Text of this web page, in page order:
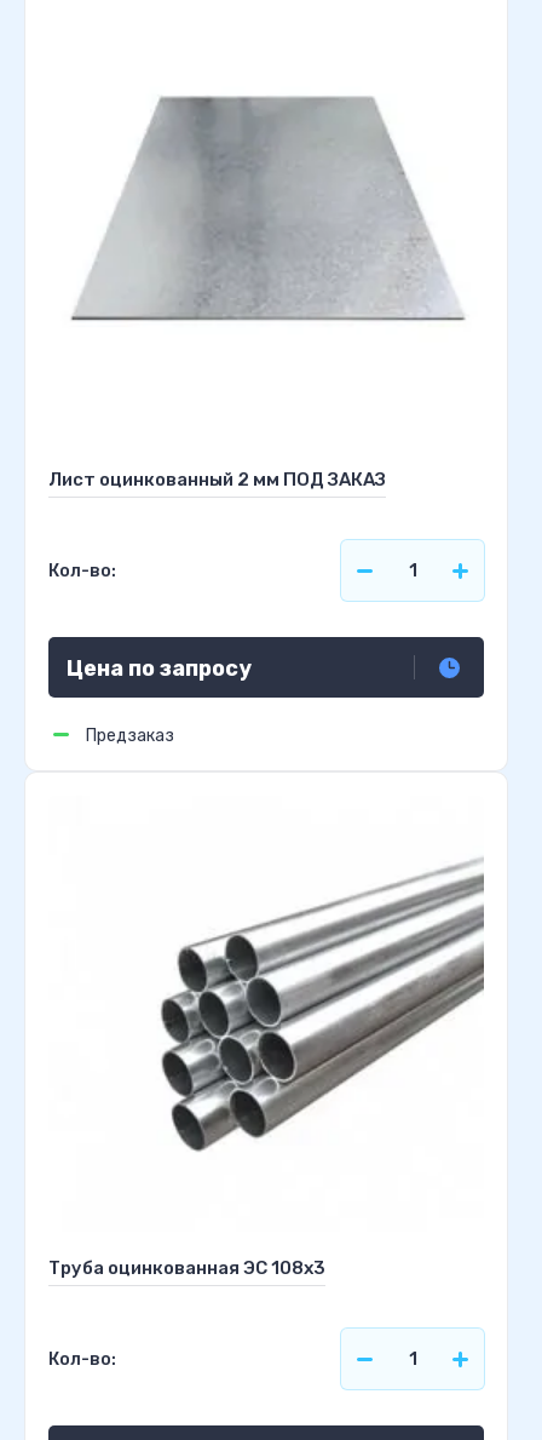
Лист оцинкованный 2 мм ПОД ЗАКАЗ
Кол-во:
Цена по запросу
Предзаказ
Труба оцинкованная ЭС 108х3
Кол-во: